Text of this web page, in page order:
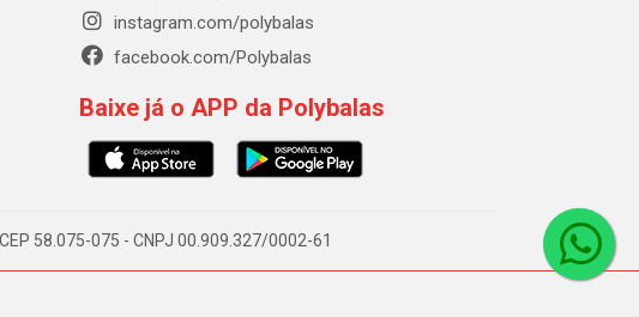
instagram.com/polybalas
facebook.com/Polybalas
Baixe já o APP da Polybalas
58.075-075 - CNPJ 00.909.327/0002-61